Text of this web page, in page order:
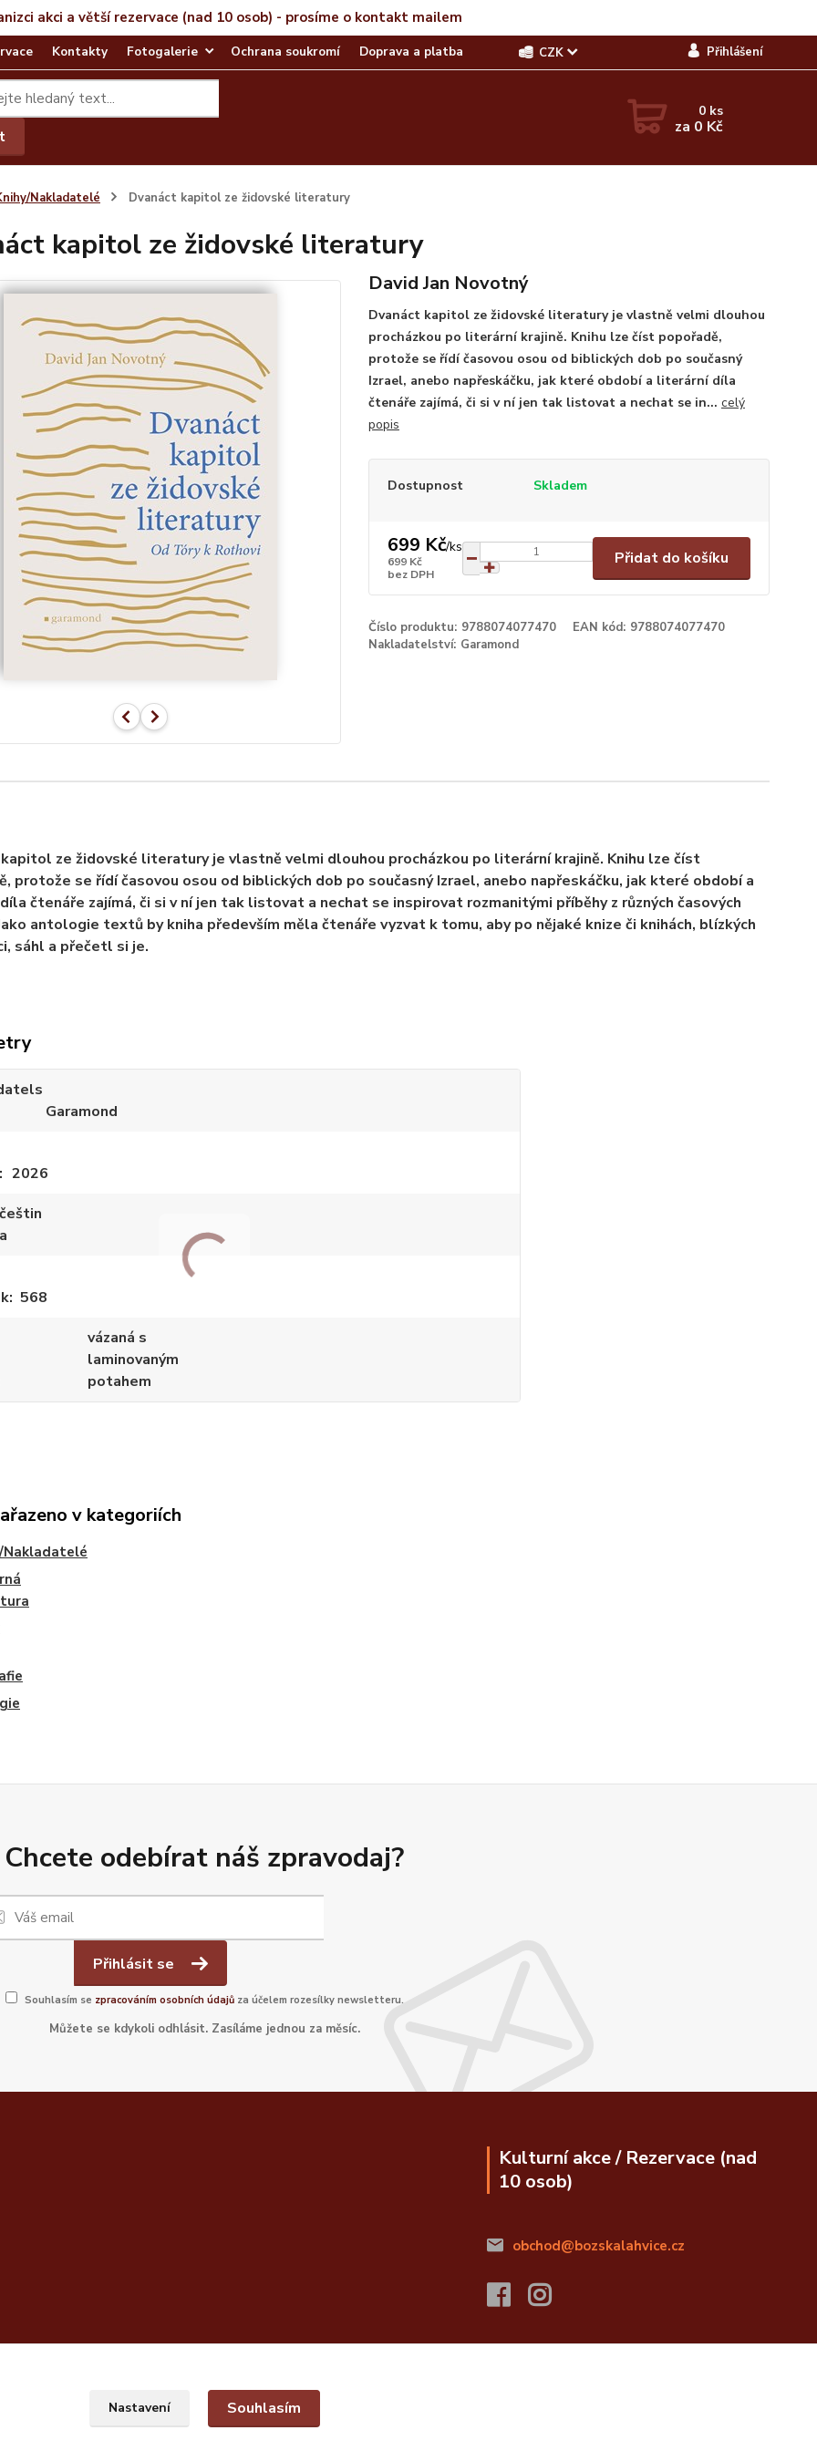
akci a větší rezervace (nad 10 osob) - prosíme o kontakt mailem
Kontakty Fotogalerie Ochrana soukromí Doprava a platba CZK Přihlášení
0 ks
za 0 Kč
Nakladatelé Dvanáct kapitol ze židovské literatury
kapitol ze židovské literatury
David Jan Novotný
Dvanáct kapitol ze židovské literatury je vlastně velmi dlouhou
procházkou po literární krajině. Knihu lze číst popořadě,
protože se řídí časovou osou od biblických dob po současný
Izrael, anebo napřeskáčku, jak které období a literární díla
čtenáře zajímá, či si v ní jen tak listovat a nechat se in... celý
popis
Dostupnost Skladem
699 Kč/ks
699 Kč
bez DPH
Přidat do košíku
Číslo produktu: 9788074077470 EAN kód: 9788074077470
Nakladatelství: Garamond
ze židovské literatury je vlastně velmi dlouhou procházkou po literární krajině. Knihu lze číst
protože se řídí časovou osou od biblických dob po současný Izrael, anebo napřeskáčku, jak které období a
čtenáře zajímá, či si v ní jen tak listovat a nechat se inspirovat rozmanitými příběhy z různých časových
antologie textů by kniha především měla čtenáře vyzvat k tomu, aby po nějaké knize či knihách, blízkých
sáhl a přečetl si je.
Garamond
2026
češtin
a
568
vázaná s
laminovaným
potahem
v kategoriích
Nakladatelé
Chcete odebírat náš zpravodaj?
Přihlásit se
Souhlasím se zpracováním osobních údajůza účelem rozesílky newsletteru.
Můžete se kdykoli odhlásit. Zasíláme jednou za měsíc.
Kulturní akce / Rezervace (nad
10 osob)
obchod@bozskalahvice.cz
Nastavení Souhlasím